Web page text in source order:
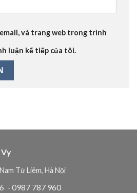
và trang web trong trình
luận kế tiếp của tôi.
Từ Liêm, Hà Nội
- 0987 787 960